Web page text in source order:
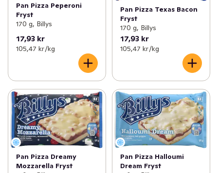
Pan Pizza Peperoni
Fryst
170 g, Billys
17,93 kr
105,47 kr /kg
Pan Pizza Texas Bacon
Fryst
170 g, Billys
17,93 kr
105,47 kr /kg
Pan Pizza Dreamy
Mozzarella Fryst
Pan Pizza Halloumi
Dream Fryst